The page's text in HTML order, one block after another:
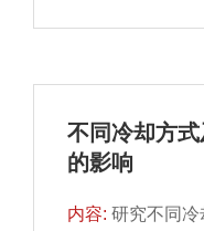
不同冷却方
的影响
内容:研究不同